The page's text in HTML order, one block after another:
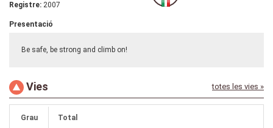
Registre: 2007
Presentació
Be safe, be strong and climb on!
Vies totes les vies »
Grau Total